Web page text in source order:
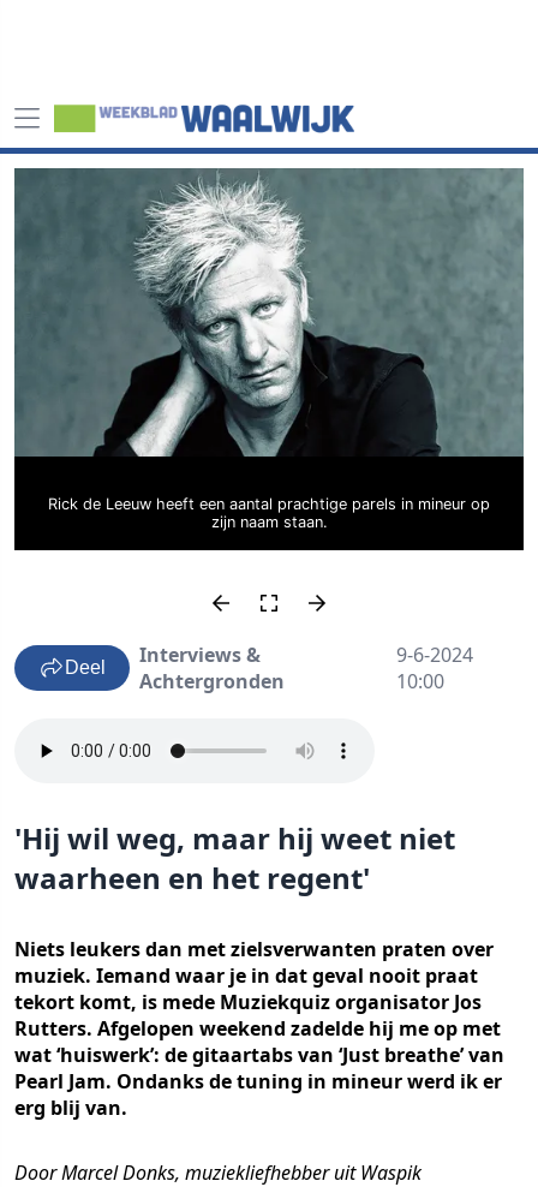
Rick de Leeuw heeft een aantal prachtige parels in mineur op
zijn naam staan.
Deel
Interviews &
Achtergronden
9-6-2024
10:00
'Hij wil weg, maar hij weet niet
waarheen en het regent'
Niets leukers dan met zielsverwanten praten over
muziek. Iemand waar je in dat geval nooit praat
tekort komt, is mede Muziekquiz organisator Jos
Rutters. Afgelopen weekend zadelde hij me op met
wat ‘huiswerk’: de gitaartabs van ‘Just breathe’ van
Pearl Jam. Ondanks de tuning in mineur werd ik er
erg blij van.
Door Marcel Donks, muziekliefhebber uit Waspik